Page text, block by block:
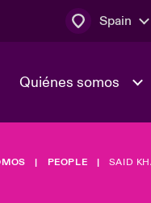
Spain
Quiénes somos
El Consejo
Clientes
PEOPLE SAID